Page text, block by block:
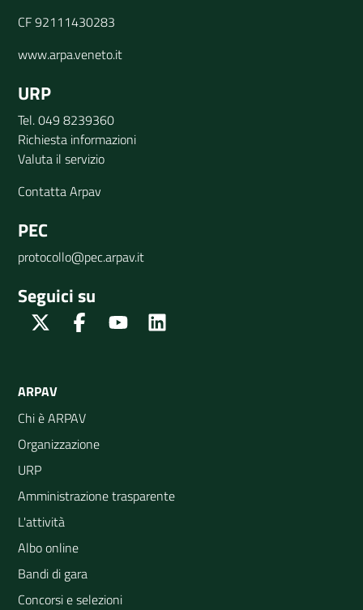
CF 92111430283
www.arpa.veneto.it
URP
Tel. 049 8239360
Richiesta informazioni
Valuta il servizio
Contatta Arpav
PEC
protocollo@pec.arpav.it
Seguici su
Twitter FacebookYoutube
ARPAV
Chi è ARPAV
Organizzazione
URP
Amministrazione trasparente
L'attività
Albo online
Bandi di gara
Concorsi e selezioni